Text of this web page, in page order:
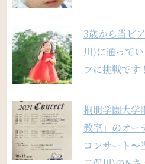
3歳から当ピ
川)に通って
フに挑戦です！
桐朋学園大学
教室」のオー
コンサート〜